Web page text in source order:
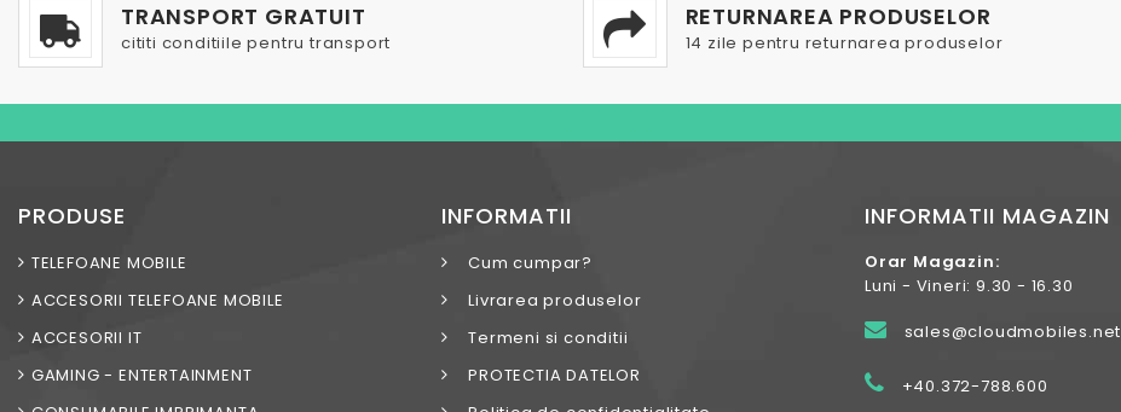
TRANSPORT GRATUIT
cititi conditiile pentru transport
RETURNAREA PRODUSELOR
14 zile pentru returnarea produselor
PRODUSE
TELEFOANE MOBILE
ACCESORII TELEFOANE MOBILE
ACCESORII IT
GAMING - ENTERTAINMENT
INFORMATII
Cum cumpar?
Livrarea produselor
Termeni si conditii
PROTECTIA DATELOR
INFORMATII MAGAZIN
Orar Magazin:
Luni - Vineri: 9.30 - 16.30
sales@cloudmobiles.net
+40.372-788.600